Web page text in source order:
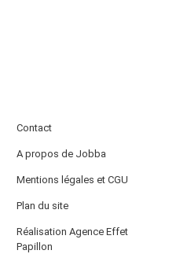
Contact
A propos de Jobba
Mentions légales et CGU
Plan du site
Réalisation Agence Effet
Papillon